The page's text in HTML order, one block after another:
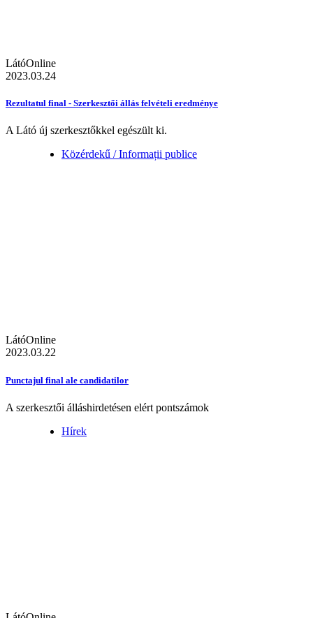
LátóOnline
2023.03.24
Rezultatul final - Szerkesztői állás felvételi eredménye
A Látó új szerkesztőkkel egészült ki.
Közérdekű / Informații publice
LátóOnline
2023.03.22
Punctajul final ale candidatilor
A szerkesztői álláshirdetésen elért pontszámok
Hírek